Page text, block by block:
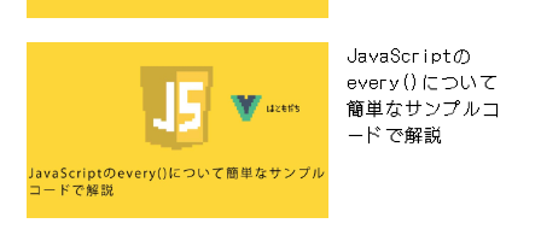
JavaScriptの
every()について
簡単なサンプルコ
ードで解説